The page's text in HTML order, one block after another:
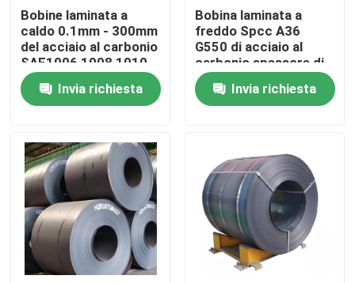
Chi siamo
Contatti
Parti della fornace della caldaia
Parti della caldaia del carbone
piatto di acciaio al carbonio
Bobine laminata a
caldo 0.1mm - 300mm
del acciaio al carbonio
SAE1006 1008 1010
Invia richiesta
Bobina laminata a
freddo Spcc A36
G550 di acciaio al
carbonio spessore di
300mm - di 0.1mm
Invia richiesta